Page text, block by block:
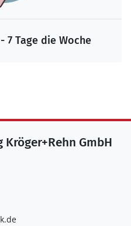
7 Tage die Woche
GmbH